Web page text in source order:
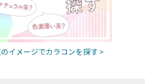
イメージでカラコンを探す >